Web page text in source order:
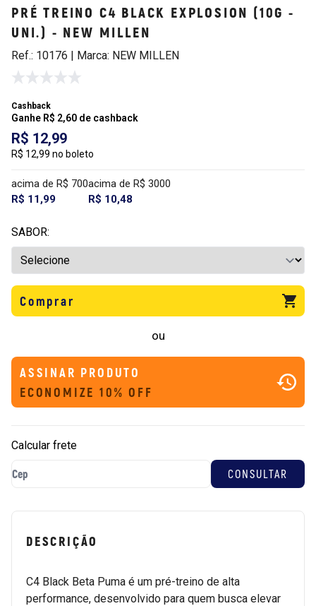
PRÉ TREINO C4 BLACK EXPLOSION (10G -
UNI.) - NEW MILLEN
Ref.: 10176 | Marca: NEW MILLEN
Cashback
Ganhe R$ 2,60 de cashback
R$ 12,99
R$ 12,99 no boleto
acima de R$ 700
R$ 11,99
acima de R$ 3000
R$ 10,48
SABOR:
Comprar
ou
ASSINAR PRODUTO
ECONOMIZE 10% OFF
Calcular frete
DESCRIÇÃO
C4 Black Beta Puma é um pré-treino de alta
performance, desenvolvido para quem busca elevar